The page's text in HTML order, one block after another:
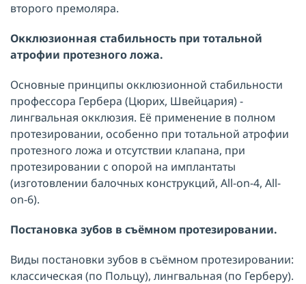
второго премоляра.
Окклюзионная стабильность при тотальной
атрофии протезного ложа.
Основные принципы окклюзионной стабильности
профессора Гербера (Цюрих, Швейцария) -
лингвальная окклюзия. Её применение в полном
протезировании, особенно при тотальной атрофии
протезного ложа и отсутствии клапана, при
протезировании c опорой на имплантаты
(изготовлении балочных конструкций, All-on-4, All-
on-6).
Постановка зубов в съёмном протезировании.
Виды постановки зубов в съёмном протезировании:
классическая (по Польцу), лингвальная (по Герберу).